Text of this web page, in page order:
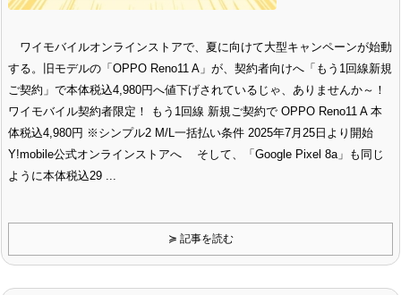
ワイモバイルオンラインストアで、夏に向けて大型キャンペーンが始動
する。旧モデルの「OPPO Reno11 A」が、契約者向けへ「もう1回線新規
ご契約」で本体税込4,980円へ値下げされているじゃ、ありませんか～！
ワイモバイル契約者限定！ もう1回線 新規ご契約で OPPO Reno11 A 本
体税込4,980円 ※シンプル2 M/L一括払い条件 2025年7月25日より開始
Y!mobile公式オンラインストアへ そして、「Google Pixel 8a」も同じ
ように本体税込29 ...
≽ 記事を読む